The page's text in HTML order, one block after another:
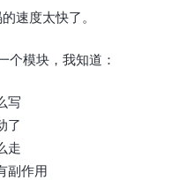
速度太快了。
个模块，我知道：
写
了
走
副作用